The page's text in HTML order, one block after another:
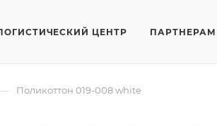
ЦЕНТР ПАРТНЕРАМ
Поликоттон 019-008 white